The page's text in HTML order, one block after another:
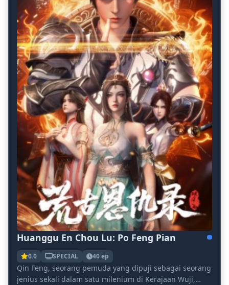
Huanggu En Chou Lu: Po Feng Pian
0.0 SPECIAL 40 ep
Qin Feng, seorang pemuda yang dipuji sebagai seorang
jenius sekali dalam satu milenium di Kerajaan Wuji,